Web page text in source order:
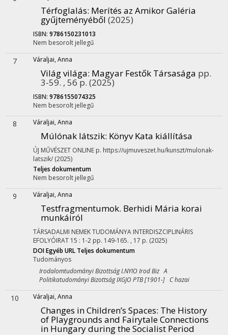
Térfoglalás: Merítés az Amikor Galéria
gyűjteményéből (2025)
ISBN: 9786150231013
Nem besorolt jellegű
7 Váraljai, Anna
Világ világa: Magyar Festők Társasága pp.
3-59. , 56 p. (2025)
ISBN: 9786155074325
Nem besorolt jellegű
8 Váraljai, Anna
Múlónak látszik: Könyv Kata kiállítása
ÚJ MŰVÉSZET ONLINE p. https://ujmuveszet.hu/kunszt/mulonak-
latszik/ (2025)
Teljes dokumentum
Nem besorolt jellegű
9 Váraljai, Anna
Testfragmentumok. Berhidi Mária korai
munkáiról
TÁRSADALMI NEMEK TUDOMÁNYA INTERDISZCIPLINÁRIS
EFOLYÓIRAT 15 : 1-2 pp. 149-165. , 17 p. (2025)
DOIEgyéb URL Teljes dokumentum
Tudományos
Irodalomtudományi Bizottság I.NYIO Irod Biz A
Politikatudományi Bizottság IXGJO PTB [1901-] C hazai
10 Váraljai, Anna
Changes in Children’s Spaces: The History
of Playgrounds and Fairytale Connections
in Hungary during the Socialist Period